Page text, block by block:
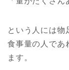
という人には物
食事量の人であ
ます。